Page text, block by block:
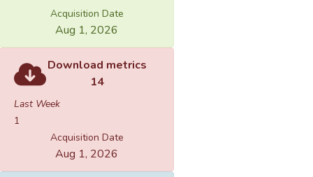
Acquisition Date
Aug 1, 2026
Download metrics
14
Last Week
1
Acquisition Date
Aug 1, 2026